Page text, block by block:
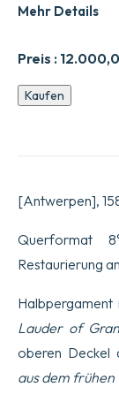
Preis :
Mehr Details
Venationis,
piscationis,
depingebat.
Galleus
excud.
Menge
Kaufen
[Antwerpen],
Querformat
Restaurierung
Halbpergament
Lauder of
oberen Deckel
aus dem